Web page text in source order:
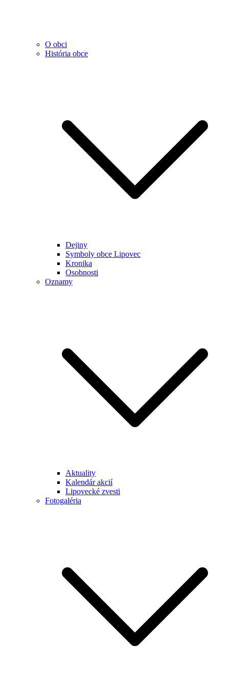
O obci
História obce
Dejiny
Symboly obce Lipovec
Kronika
Osobnosti
Oznamy
Aktuality
Kalendár akcií
Lipovecké zvesti
Fotogaléria